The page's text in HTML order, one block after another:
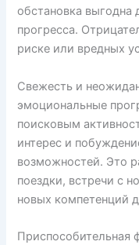
обстановка выгодна
прогресса.
риске или вредных
Свежесть и
эмоциональные
поисковым
интерес и
возможностей. Это
поездки, встречи с
новых компетенций
Приспособительная